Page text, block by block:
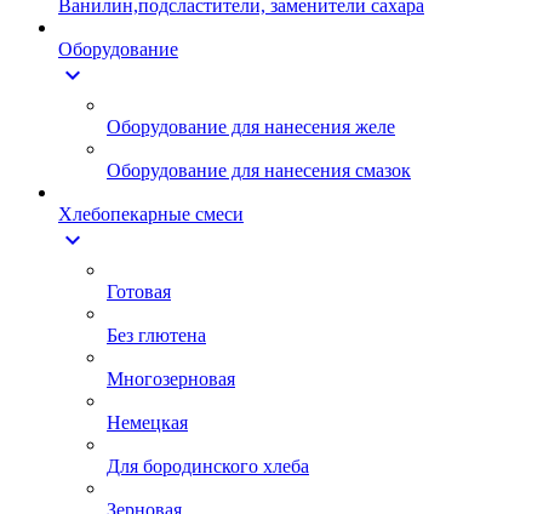
Ванилин,подсластители, заменители сахара
Оборудование
expand_more
Оборудование для нанесения желе
Оборудование для нанесения смазок
Хлебопекарные смеси
expand_more
Готовая
Без глютена
Многозерновая
Немецкая
Для бородинского хлеба